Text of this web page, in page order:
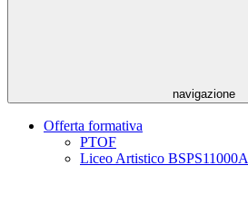
navigazione
Offerta formativa
PTOF
Liceo Artistico BSPS11000A